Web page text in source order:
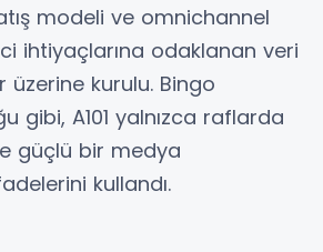
modeli ve omnichannel
ihtiyaçlarına odaklanan veri
kurulu. Bingo
gibi, A101 yalnızca raflarda
güçlü bir medya
kullandı.